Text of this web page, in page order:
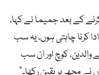
کے بعد جمیما نے کہا،
کرنا چاہتی ہوں، یہ سب
والدین، کوچ اور ان سب